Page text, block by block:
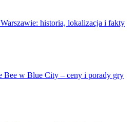
historia, lokalizacja i fakty
Bee w Blue City – ceny i porady gry